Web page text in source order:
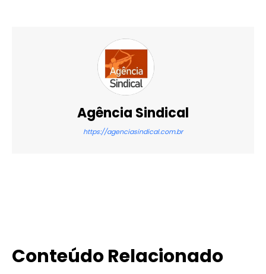
Agência Sindical
https://agenciasindical.com.br
Conteúdo Relacionado